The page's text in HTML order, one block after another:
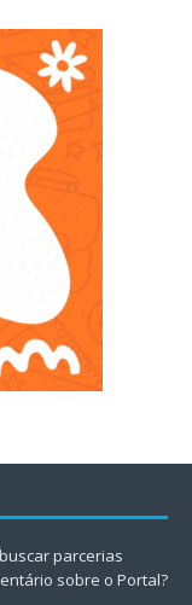
parcerias
sobre o Portal?